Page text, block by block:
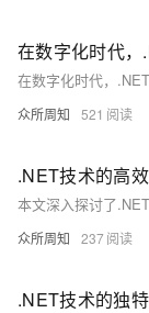
众所周知 521
众所周知 237